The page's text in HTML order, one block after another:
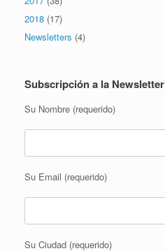
2018 (17)
Newsletters (4)
Subscripción a la Newsletter
Su Nombre (requerido)
Su Email (requerido)
Su Ciudad (requerido)